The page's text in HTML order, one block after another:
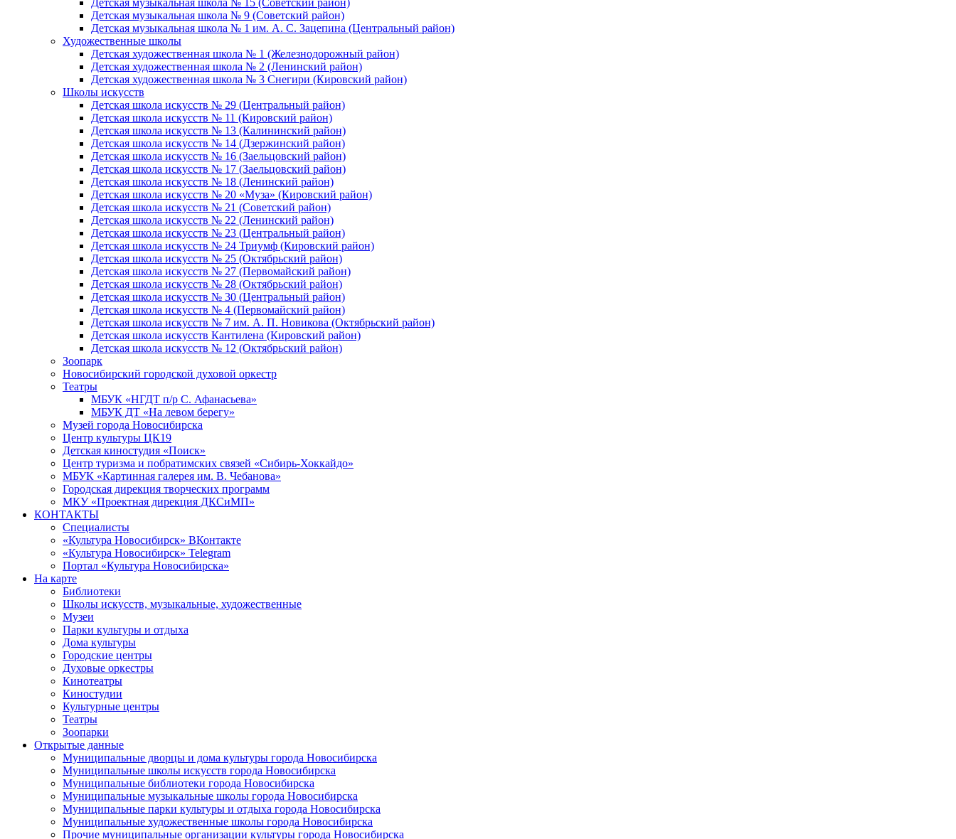
Детская музыкальная школа № 15 (Советский район)
Детская музыкальная школа № 9 (Советский район)
Детская музыкальная школа № 1 им. А. С. Зацепина (Центральный район)
Художественные школы
Детская художественная школа № 1 (Железнодорожный район)
Детская художественная школа № 2 (Ленинский район)
Детская художественная школа № 3 Снегири (Кировский район)
Школы искусств
Детская школа искусств № 29 (Центральный район)
Детская школа искусств № 11 (Кировский район)
Детская школа искусств № 13 (Калининский район)
Детская школа искусств № 14 (Дзержинский район)
Детская школа искусств № 16 (Заельцовский район)
Детская школа искусств № 17 (Заельцовский район)
Детская школа искусств № 18 (Ленинский район)
Детская школа искусств № 20 «Муза» (Кировский район)
Детская школа искусств № 21 (Советский район)
Детская школа искусств № 22 (Ленинский район)
Детская школа искусств № 23 (Центральный район)
Детская школа искусств № 24 Триумф (Кировский район)
Детская школа искусств № 25 (Октябрьский район)
Детская школа искусств № 27 (Первомайский район)
Детская школа искусств № 28 (Октябрьский район)
Детская школа искусств № 30 (Центральный район)
Детская школа искусств № 4 (Первомайский район)
Детская школа искусств № 7 им. А. П. Новикова (Октябрьский район)
Детская школа искусств Кантилена (Кировский район)
Детская школа искусств № 12 (Октябрьский район)
Зоопарк
Новосибирский городской духовой оркестр
Театры
МБУК «НГДТ п/р С. Афанасьева»
МБУК ДТ «На левом берегу»
Музей города Новосибирска
Центр культуры ЦК19
Детская киностудия «Поиск»
Центр туризма и побратимских связей «Сибирь-Хоккайдо»
МБУК «Картинная галерея им. В. Чебанова»
Городская дирекция творческих программ
МКУ «Проектная дирекция ДКСиМП»
КОНТАКТЫ
Специалисты
«Культура Новосибирск» ВКонтакте
«Культура Новосибирск» Telegram
Портал «Культура Новосибирска»
На карте
Библиотеки
Школы искусств, музыкальные, художественные
Музеи
Парки культуры и отдыха
Дома культуры
Городские центры
Духовые оркестры
Кинотеатры
Киностудии
Культурные центры
Театры
Зоопарки
Открытые данные
Муниципальные дворцы и дома культуры города Новосибирска
Муниципальные школы искусств города Новосибирска
Муниципальные библиотеки города Новосибирска
Муниципальные музыкальные школы города Новосибирска
Муниципальные парки культуры и отдыха города Новосибирска
Муниципальные художественные школы города Новосибирска
Прочие муниципальные организации культуры города Новосибирска